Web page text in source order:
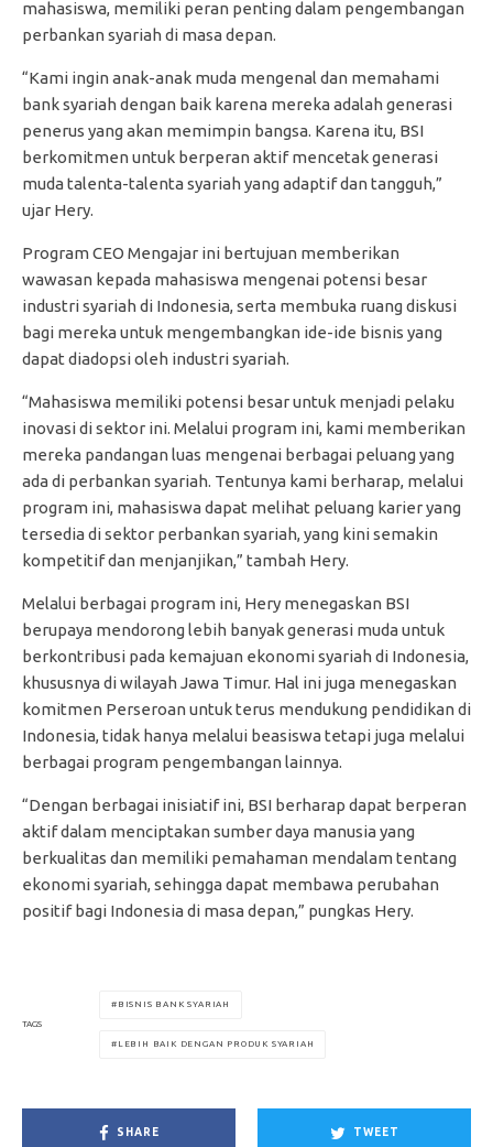
mahasiswa, memiliki peran penting dalam pengembangan
perbankan syariah di masa depan.
“Kami ingin anak-anak muda mengenal dan memahami
bank syariah dengan baik karena mereka adalah generasi
penerus yang akan memimpin bangsa. Karena itu, BSI
berkomitmen untuk berperan aktif mencetak generasi
muda talenta-talenta syariah yang adaptif dan tangguh,”
ujar Hery.
Program CEO Mengajar ini bertujuan memberikan
wawasan kepada mahasiswa mengenai potensi besar
industri syariah di Indonesia, serta membuka ruang diskusi
bagi mereka untuk mengembangkan ide-ide bisnis yang
dapat diadopsi oleh industri syariah.
“Mahasiswa memiliki potensi besar untuk menjadi pelaku
inovasi di sektor ini. Melalui program ini, kami memberikan
mereka pandangan luas mengenai berbagai peluang yang
ada di perbankan syariah. Tentunya kami berharap, melalui
program ini, mahasiswa dapat melihat peluang karier yang
tersedia di sektor perbankan syariah, yang kini semakin
kompetitif dan menjanjikan,” tambah Hery.
Melalui berbagai program ini, Hery menegaskan BSI
berupaya mendorong lebih banyak generasi muda untuk
berkontribusi pada kemajuan ekonomi syariah di Indonesia,
khususnya di wilayah Jawa Timur. Hal ini juga menegaskan
komitmen Perseroan untuk terus mendukung pendidikan di
Indonesia, tidak hanya melalui beasiswa tetapi juga melalui
berbagai program pengembangan lainnya.
“Dengan berbagai inisiatif ini, BSI berharap dapat berperan
aktif dalam menciptakan sumber daya manusia yang
berkualitas dan memiliki pemahaman mendalam tentang
ekonomi syariah, sehingga dapat membawa perubahan
positif bagi Indonesia di masa depan,” pungkas Hery.
TAGS
BISNIS BANK SYARIAH
LEBIH BAIK DENGAN PRODUK SYARIAH
SHARE TWEET